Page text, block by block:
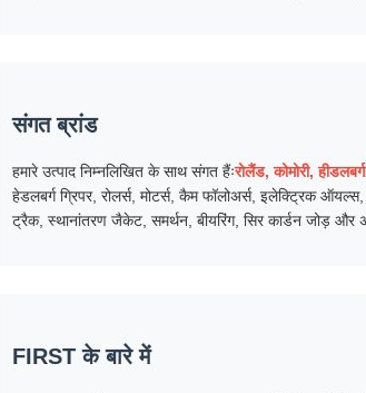
संगत ब्रांड
हमारे उत्पाद निम्नलिखित के साथ संगत हैंःरोलैंड, कोमोरी,
हेडलबर्ग ग्रिपर, रोलर्स, मोटर्स, कैम फॉलोअर्स, इलेक्ट्रिक
ट्रैक, स्थानांतरण जैकेट, समर्थन, बीयरिंग, सिर कार्डन जोड़ और
FIRST के बारे में